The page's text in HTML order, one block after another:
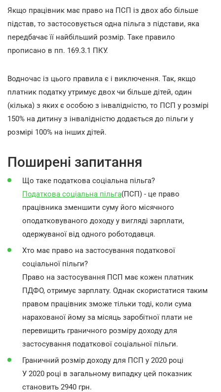
Якщо працівник має право на ПСП із двох або більше
підстав, то застосовується одна пільга з підстави, яка
передбачає її найбільший розмір. Таке правило
прописано в пп. 169.3.1 ПКУ.
Водночас із цього правила є і виключення. Так, якщо
платник податку утримує двох чи більше дітей, один
(кілька) з яких є особою з інвалідністю, то ПСП у розмірі
150% на дитину з інвалідністю додається до пільги у
розмірі 100% на інших дітей.
Поширені запитання
Що таке податкова соціальна пільга?
Податкова соціальна пільга(ПСП) - це право
працівника зменшити суму його місячного
оподатковуваного доходу у вигляді зарплати,
одержуваної від одного роботодавця.
Хто має право на застосування податкової
соціальної пільги?
Право на застосування ПСП має кожен платник
ПДФО, отримує зарплату. Однак скористатися таким
правом працівник зможе тільки тоді, коли сума
нарахованої йому за місяць заробітної плати не
перевищить граничного розміру доходу для
застосування податкової соціальної пільги.
Граничний розмір доходу для ПСП у 2020 році
У 2020 році в загальному випадку цей показник
становить 2940 грн.